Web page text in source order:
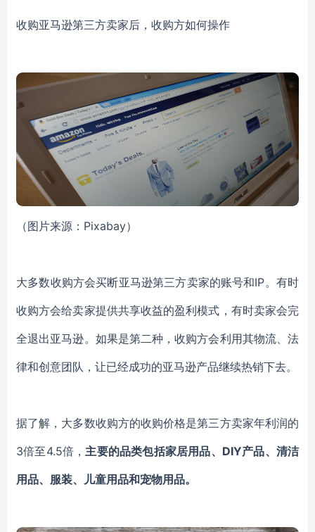
收购亚马逊第三方卖家后，收购方如何操作
（图片来源：Pixabay）
大多数收购方会买断亚马逊第三方卖家的账号和IP。有时
收购方会给卖家提供共享收益的盈利模式，有时卖家会完
全退出亚马逊。如果是第二种，收购方会利用其物流、法
律和创意团队，让已经成功的亚马逊产品继续热销下去。
据了解，大多数收购方的收购价格是第三方卖家年利润的
3倍至4.5倍，主要的品类包括家居用品、DIY产品、清洁
用品、服装、儿童用品和宠物用品。